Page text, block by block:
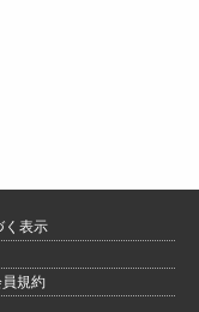
く表示
規約